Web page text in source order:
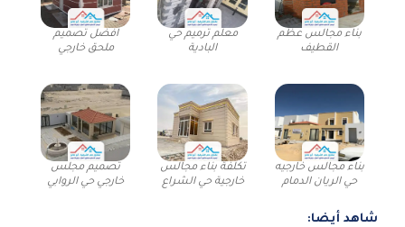
بناء مجالس عظم
القطيف
معلم ترميم حي
البادية
افضل تصميم
ملحق خارجي
بناء مجالس خارجيه
حي الريان الدمام
تكلفة بناء مجالس
خارجية حي الشراع
تصميم مجلس
خارجي حي الروابي
شاهد أيضا: